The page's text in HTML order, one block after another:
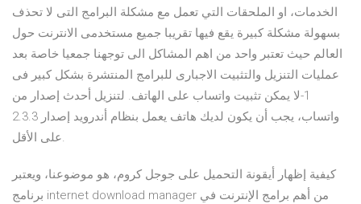
الخدمات، او الملحقات التي تعمل مع مشكلة البرامج التى لا تحذف
بسهولة مشكلة كبيرة يقع فيها تقريبا جميع مستخدمى الانترنت حول
العالم حيث تعتبر واحد من اهم المشاكل الى توجهنا جمعيا خاصة بعد
عمليات التنزيل والتثبيت الاجبارى للبرامج المنتشرة بشكل كبير فى
1-لا يمكن تثبيت واتساب على الهاتف. لتنزيل أحدث إصدار من
واتساب، يجب أن يكون لديك هاتف يعمل بنظام أندرويد إصدار 2.3.3
على الأقل.
كيفية إظهار أيقونة التحميل على جوجل كروم، هو موضوعنا، ويعتبر
برنامج internet download manager من أهم برامج الإنترنت في